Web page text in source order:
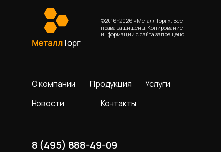
©2016-2026 «МеталлТорг». Все
права защищены. Копирование
информации с сайта запрещено.
8 (495) 888-49-09
О компании
Новости
Услуги
Продукция
Контакты